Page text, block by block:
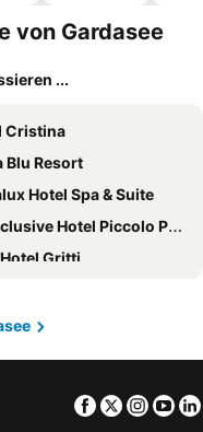
von Gardasee
...
Cristina
Blu Resort
Hotel Spa & Suite
Hotel Piccolo Paradiso
Gritti
Hotel
Sportsman
Facebook
Twitter